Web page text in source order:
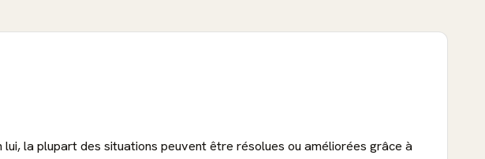
lui, la plupart des situations peuvent être résolues ou améliorées grâce à